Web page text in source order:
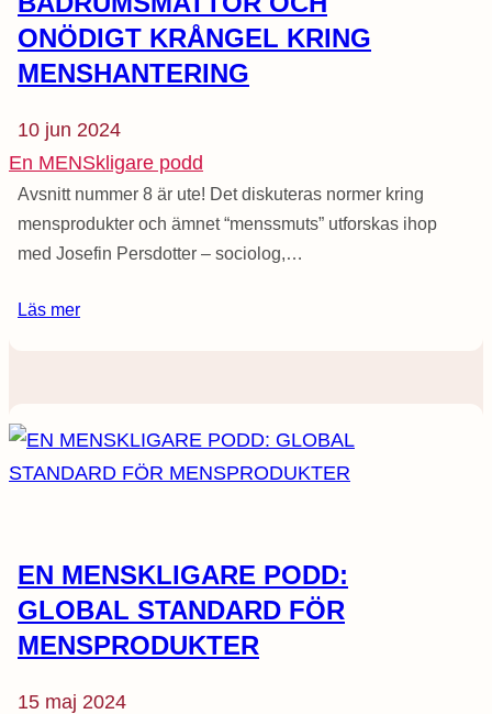
ONÖDIGT KRÅNGEL KRING
MENSHANTERING
10 jun 2024
En MENSkligare podd
Avsnitt nummer 8 är ute! Det diskuteras normer kring
mensprodukter och ämnet “menssmuts” utforskas ihop
med Josefin Persdotter – sociolog,…
Läs mer
EN MENSKLIGARE PODD:
GLOBAL STANDARD FÖR
MENSPRODUKTER
15 maj 2024